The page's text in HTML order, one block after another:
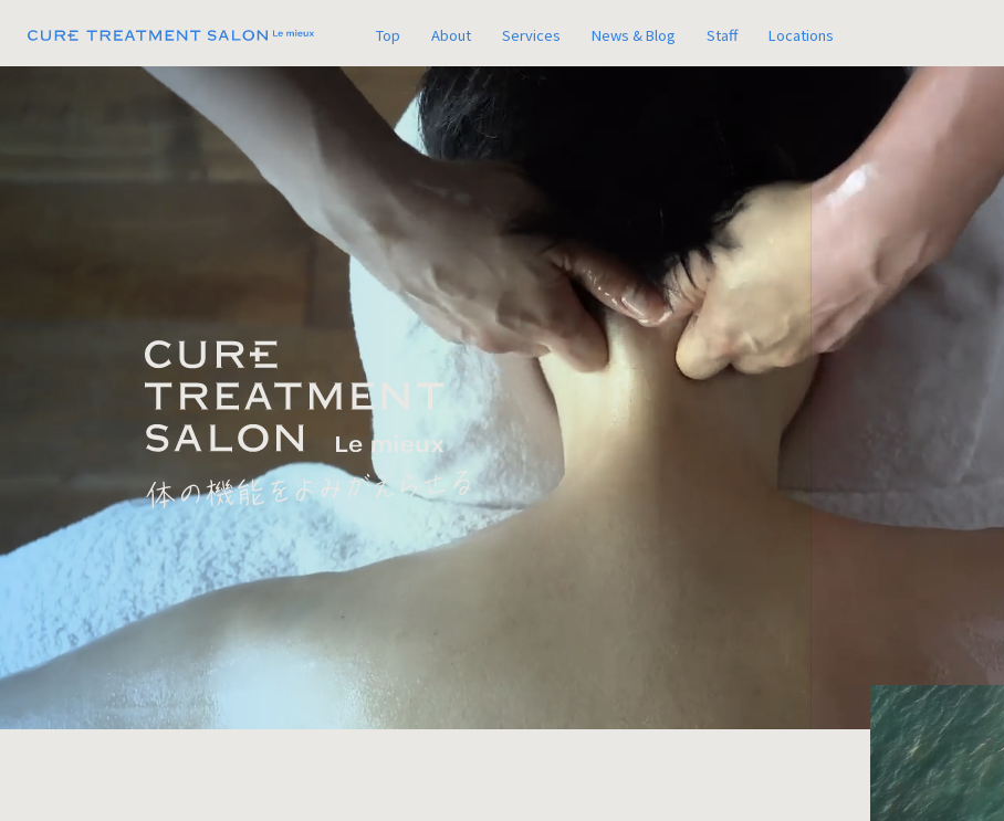
Top About Services News & Blog Staff Locations